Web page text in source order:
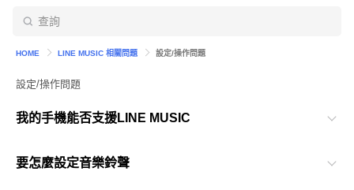
HOME LINE MUSIC 相關問題 設定/操作問題
設定/操作問題
我的手機能否支援LINE MUSIC
要怎麼設定音樂鈴聲